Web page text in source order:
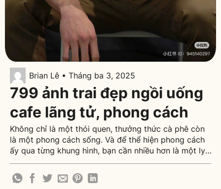
Brian Lê • Tháng ba 3, 2025
799 ảnh trai đẹp ngồi uống
cafe lãng tử, phong cách
Không chỉ là một thói quen, thưởng thức cà phê còn
là một phong cách sống. Và để thể hiện phong cách
ấy qua từng khung hình, bạn cần nhiều hơn là một ly
cà phê ngon. Hãy cùng khám phá nghệ thuật tạo
dáng chụp ảnh trai đẹp ngồi uống cafe để biến mỗi
[...]